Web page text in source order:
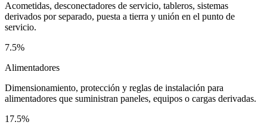
Acometidas, desconectadores de servicio, tableros, sistemas
derivados por separado, puesta a tierra y unión en el punto de
servicio.
7.5%
Alimentadores
Dimensionamiento, protección y reglas de instalación para
alimentadores que suministran paneles, equipos o cargas derivadas.
17.5%